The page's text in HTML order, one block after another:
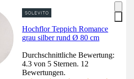
Hochflor Teppich Romance
grau silber rund Ø 80 cm
Durchschnittliche Bewertung:
4.3 von 5 Sternen. 12
Bewertungen.